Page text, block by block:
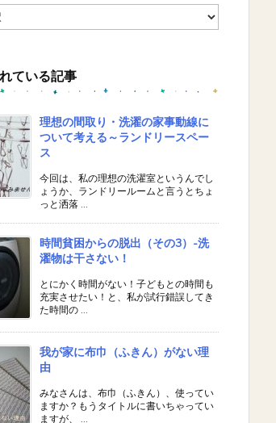
ている記事
理想の間取り・洗濯の家事動線に
ついて考える～ランドリースペー
ス
今回は、私の理想の洗濯室というんでし
ょうか、ランドリールームと言うとちょ
っと洒落 ...
時間貧困からの脱出（その3）-洗
濯物は干さない！
とにかく時間がない！子どもとの時間も
充実させたい！と、私が試行錯誤してき
た時間の ...
我が家に布巾（ふきん）がない理
由
みなさんは、布巾（ふきん）、使ってい
ますか？もうタイトルに書いちゃってい
ますが、 ...